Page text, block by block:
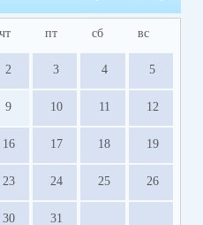
чт пт сб вс
2 3 4 5
9 10 11 12
16 17 18 19
23 24 25 26
30 31